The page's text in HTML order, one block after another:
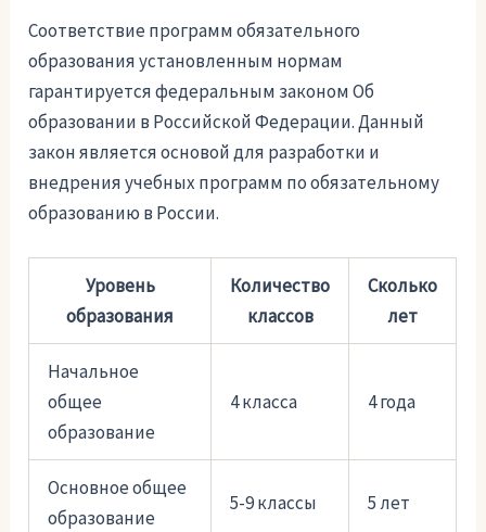
Соответствие программ обязательного
образования установленным нормам
гарантируется федеральным законом Об
образовании в Российской Федерации. Данный
закон является основой для разработки и
внедрения учебных программ по обязательному
образованию в России.
Уровень
образования
Количество
классов
Сколько
лет
Начальное
общее
образование
4 класса 4 года
Основное общее
образование
5-9 классы 5 лет